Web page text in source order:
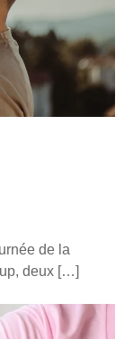
de la
deux […]